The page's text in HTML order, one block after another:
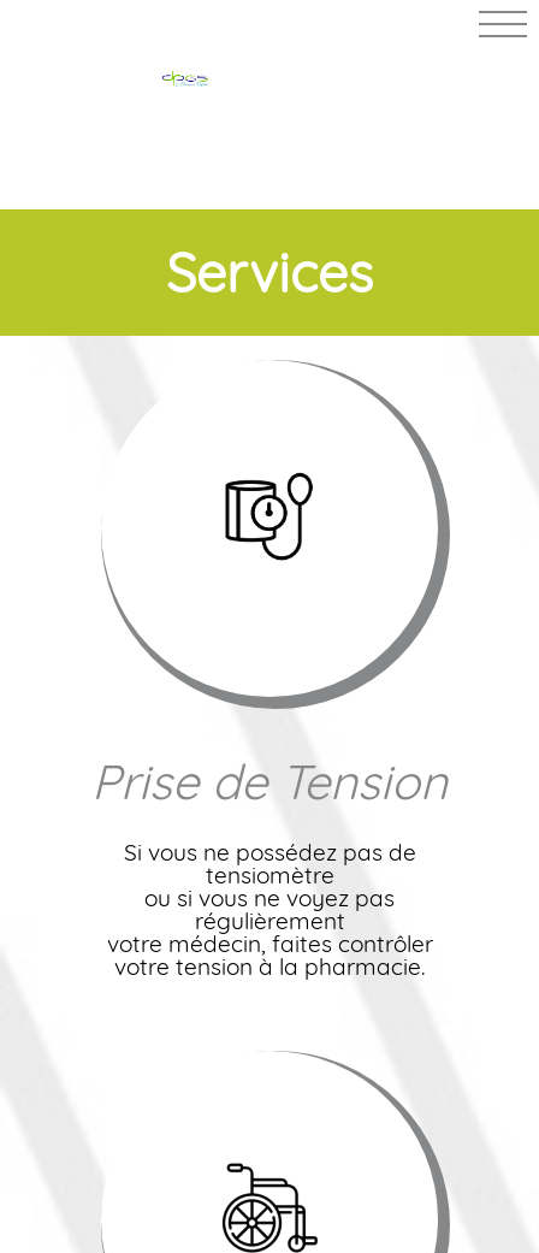
Services
Prise de Tension
Si vous ne possédez pas de
tensiomètre
ou si vous ne voyez pas
régulièrement
votre médecin, faites contrôler
votre tension à la pharmacie.